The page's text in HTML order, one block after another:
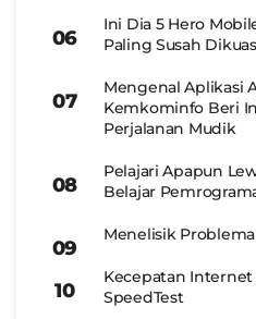
Ini Dia 5 Hero
Paling Susah
Mengenal Aplikasi
Kemkominfo Beri
Perjalanan Mudik
Pelajari Apapun
Belajar
Menelisik
Kecepatan
SpeedTest